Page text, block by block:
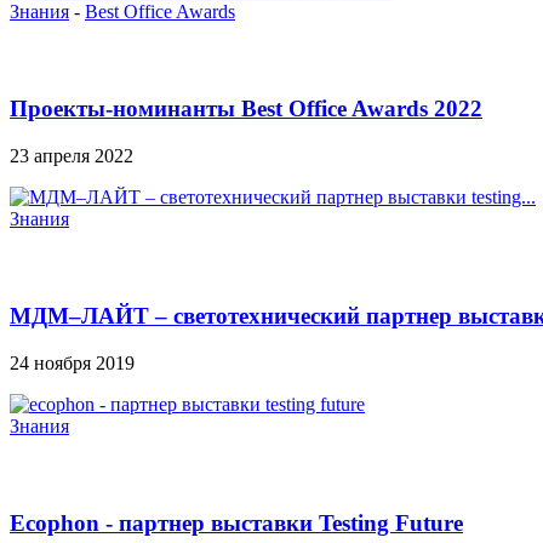
Знания - Best Office Awards
Проекты-номинанты Best Office Awards 2022
23 апреля 2022
Знания
МДМ–ЛАЙТ – светотехнический партнер
24 ноября 2019
Знания
Ecophon - партнер выставки Testing Future